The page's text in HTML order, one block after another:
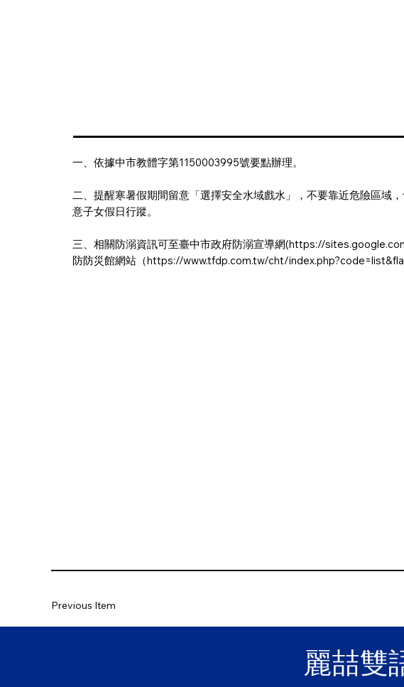
一、依據中市教體字第1150003995號要點辦理。
二、提醒寒暑假期間留意「選擇安全水域戲水」，不要靠近危險區域
意子女假日行蹤。
三、相關防溺資訊可至臺中市政府防溺宣導網(https://
防防災館網站（https://www.tfdp.com.tw/cht/
Previous Item
麗喆雙